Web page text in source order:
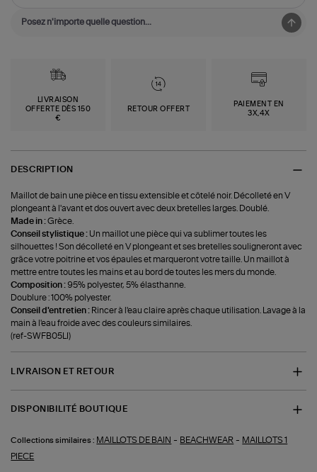
LIVRAISON
OFFERTE DÈS 150
€
RETOUR OFFERT
PAIEMENT EN
3X,4X
DESCRIPTION
Maillot de bain une pièce en tissu extensible et côtelé noir. Décolleté en V
plongeant à l'avant et dos ouvert avec deux bretelles larges. Doublé.
Made in :Grèce.
Conseil stylistique : Un maillot une pièce qui va sublimer toutes les
silhouettes ! Son décolleté en V plongeant et ses bretelles souligneront avec
grâce votre poitrine et vos épaules et marqueront votre taille. Un maillot à
mettre entre toutes les mains et au bord de toutes les mers du monde.
Composition : 95% polyester, 5% élasthanne.
Doublure : 100% polyester.
Conseil d'entretien : Rincer à l'eau claire après chaque utilisation. Lavage à la
main à l'eau froide avec des couleurs similaires.
(ref-SWFB05LI)
LIVRAISON ET RETOUR
DISPONIBILITÉ BOUTIQUE
Collections similaires : MAILLOTS DE BAIN - BEACHWEAR - MAILLOTS 1
PIECE